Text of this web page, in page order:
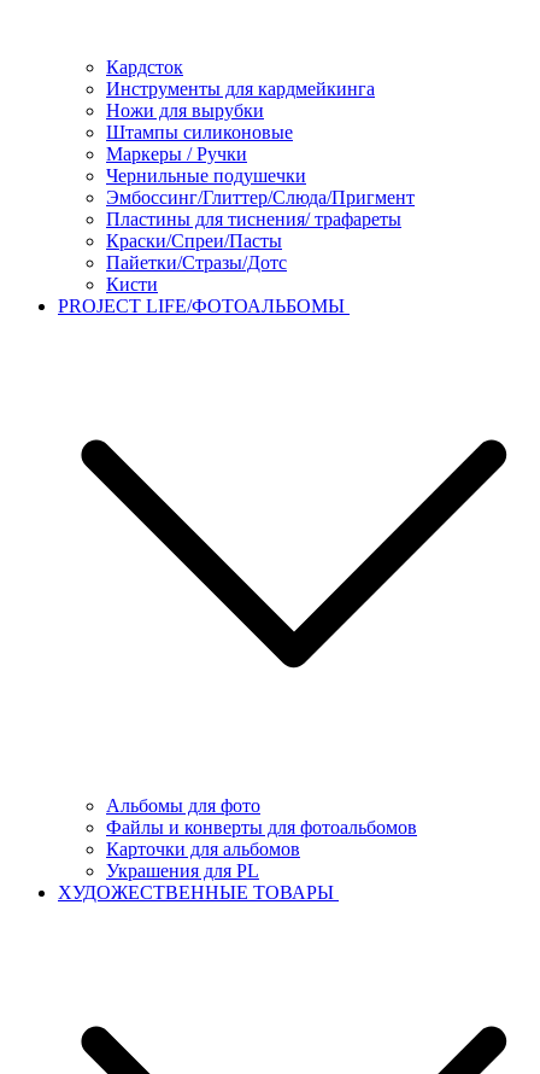
Кардсток
Инструменты для кардмейкинга
Ножи для вырубки
Штампы силиконовые
Маркеры / Ручки
Чернильные подушечки
Эмбоссинг/Глиттер/Слюда/Пригмент
Пластины для тиснения/ трафареты
Краски/Спреи/Пасты
Пайетки/Стразы/Дотс
Кисти
PROJECT LIFE/ФОТОАЛЬБОМЫ
Альбомы для фото
Файлы и конверты для фотоальбомов
Карточки для альбомов
Украшения для PL
ХУДОЖЕСТВЕННЫЕ ТОВАРЫ